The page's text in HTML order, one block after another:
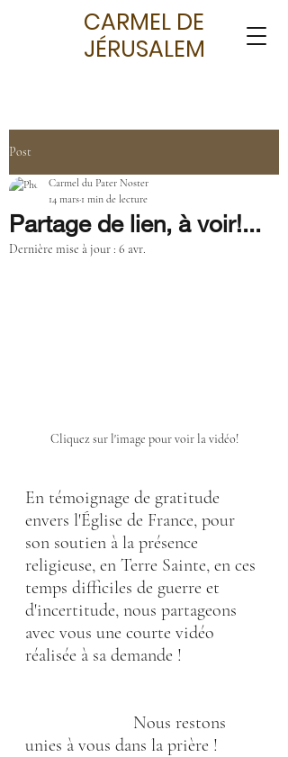
CARMEL DE
JÉRUSALEM
Post
Partage de lien, à voir!...
Carmel du Pater Noster
14 mars 1 min de lecture
Dernière mise à jour : 6 avr.
Cliquez sur l'image pour voir la vidéo!
En témoignage de gratitude
envers l'Église de France, pour
son soutien à la présence
religieuse, en Terre Sainte, en ces
temps difficiles de guerre et
d'incertitude, nous partageons
avec vous une courte vidéo
réalisée à sa demande !
unies à vous dans la prière !